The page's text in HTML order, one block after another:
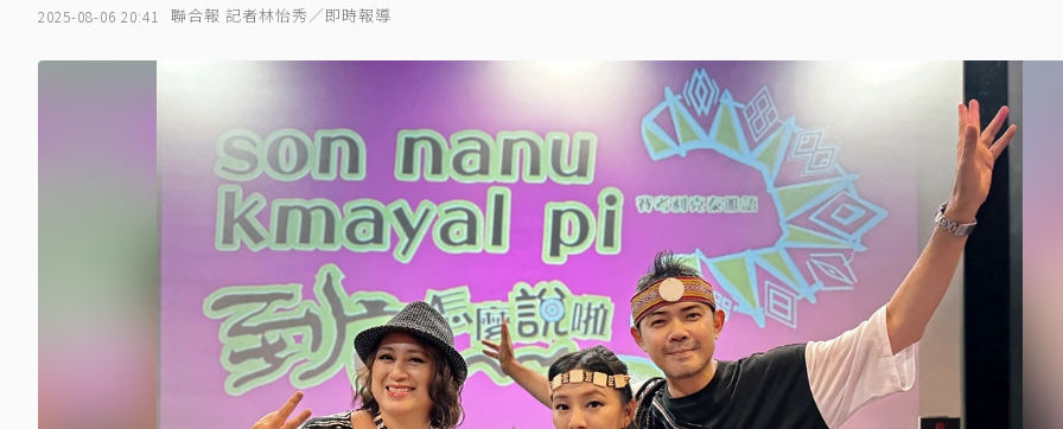
2025-08-06 20:41 聯合報 記者林怡秀／即時報導